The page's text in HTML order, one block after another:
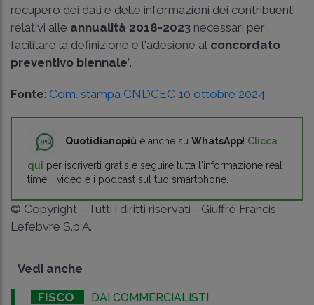
recupero dei dati e delle informazioni dei contribuenti
relativi alle annualità 2018-2023 necessari per
facilitare la definizione e l'adesione al concordato
preventivo biennale”.
Fonte: Com. stampa CNDCEC 10 ottobre 2024
Quotidianopiù è anche su WhatsApp! Clicca
qui per iscriverti gratis e seguire tutta l'informazione real
time, i video e i podcast sul tuo smartphone.
© Copyright - Tutti i diritti riservati - Giuffrè Francis
Lefebvre S.p.A.
Vedi anche
FISCO DAI COMMERCIALISTI